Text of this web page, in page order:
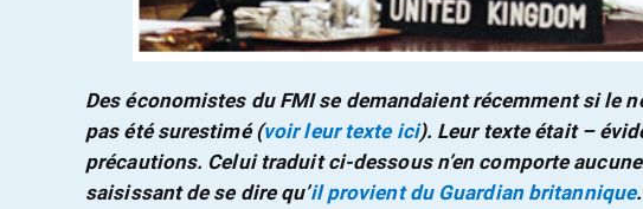
Des économistes du FMI se demandaient récemment si le
pas été surestimé (voir leur texte ici). Leur texte était –
précautions. Celui traduit ci-dessous n’en comporte
saisissant de se dire qu’il provient du Guardian britannique.